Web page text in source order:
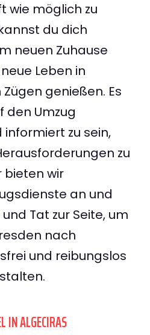
wie möglich zu
du dich
neuen Zuhause
Leben in
genießen. Es
den Umzug
zu sein,
zu
bieten wir
an und
Tat zur Seite, um
nach
und reibungslos
IN ALGECIRAS